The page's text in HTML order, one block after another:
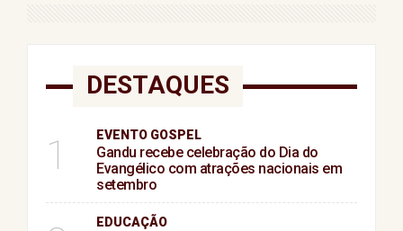
DESTAQUES
1 EVENTO GOSPEL
Gandu recebe celebração do Dia do
Evangélico com atrações nacionais em
setembro
EDUCAÇÃO